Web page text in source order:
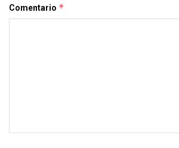
Comentario *